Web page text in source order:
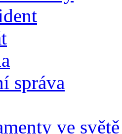
správa
ve světě